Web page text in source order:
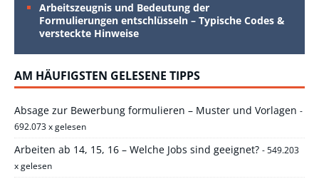
Arbeitszeugnis und Bedeutung der
Formulierungen entschlüsseln – Typische Codes &
versteckte Hinweise
AM HÄUFIGSTEN GELESENE TIPPS
Absage zur Bewerbung formulieren – Muster und Vorlagen -
692.073 x gelesen
Arbeiten ab 14, 15, 16 – Welche Jobs sind geeignet? - 549.203
x gelesen